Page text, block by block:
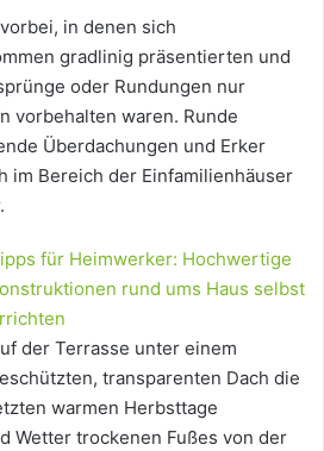
in denen sich
gradlinig präsentierten und
oder Rundungen nur
vorbehalten waren. Runde
Überdachungen und Erker
im Bereich der Einfamilienhäuser
für Heimwerker: Hochwertige
rund ums Haus selbst
der Terrasse unter einem
transparenten Dach die
warmen Herbsttage
Wetter trockenen Fußes von der